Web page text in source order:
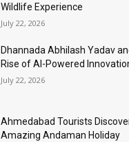
Wildlife Experience
July 22, 2026
Dhannada Abhilash Yadav
Rise of AI-Powered
July 22, 2026
Ahmedabad Tourists
Amazing Andaman Holiday